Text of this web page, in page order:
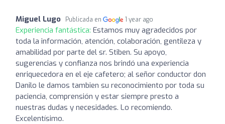
Miguel Lugo Publicada en 1 year ago
Experiencia fantástica: Estamos muy agradecidos por
toda la información, atención, colaboración, gentileza y
amabilidad por parte del sr. Stiben. Su apoyo,
sugerencias y confianza nos brindó una experiencia
enriquecedora en el eje cafetero; al señor conductor don
Danilo le damos tambien su reconocimiento por toda su
paciencia, comprensión y estar siempre presto a
nuestras dudas y necesidades. Lo recomiendo.
Excelentísimo.